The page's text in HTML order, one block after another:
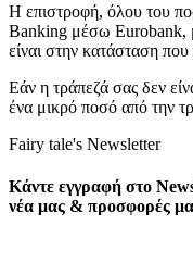
Η επιστροφή, όλου του
Banking μέσω Eurobank,
είναι στην κατάσταση
Εάν η τράπεζά σας δεν
ένα μικρό ποσό από την
Fairy tale's Newsletter
Κάντε εγγραφή στο
νέα μας & προσφορές